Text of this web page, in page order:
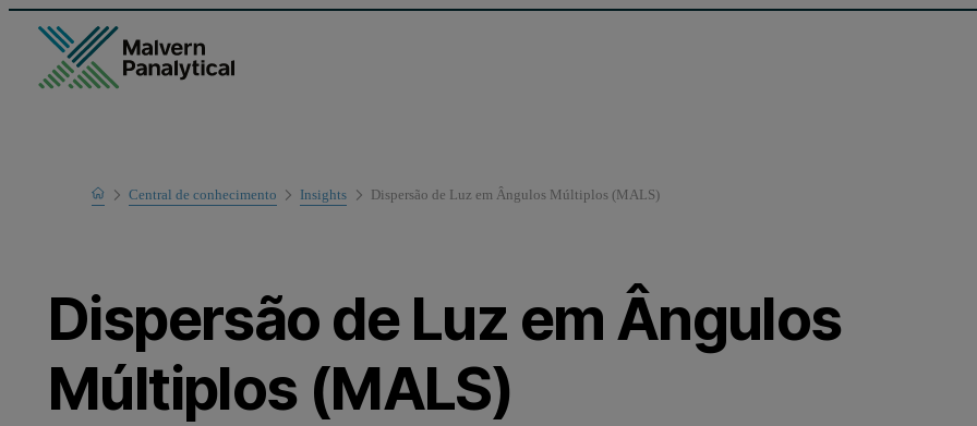
HomeCentral de conhecimento Insights Dispersão de Luz em Ângulos Múltiplos (MALS)
Dispersão de Luz em Ângulos
Múltiplos (MALS)